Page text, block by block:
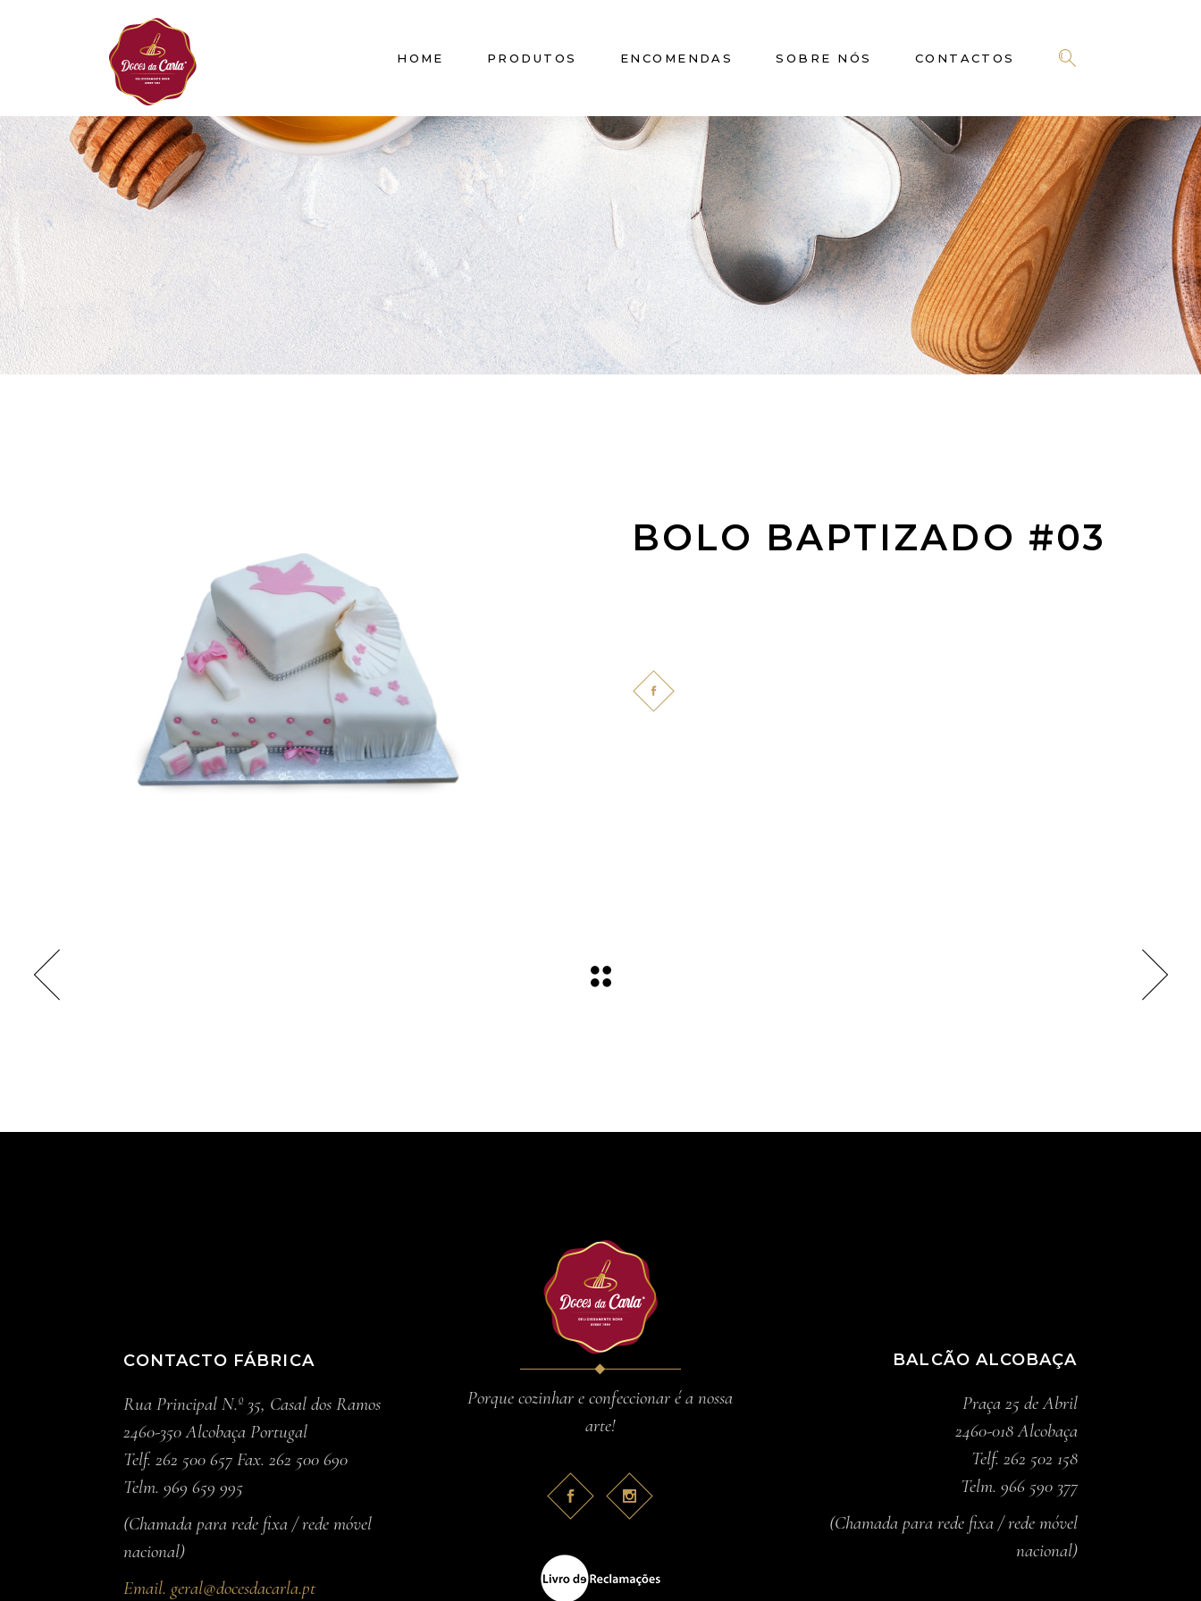
HOME PRODUTOS ENCOMENDAS SOBRE NÓS CONTACTOS
BOLO BAPTIZADO #03
CONTACTO FÁBRICA
Rua Principal N.º 35, Casal dos Ramos
2460-350 Alcobaça Portugal
Telf. 262 500 657 Fax. 262 500 690
Telm. 969 659 995
(Chamada para rede fixa / rede móvel
nacional)
Email. geral@docesdacarla.pt
Porque cozinhar e confeccionar é a nossa
arte!
BALCÃO ALCOBAÇA
Praça 25 de Abril
2460-018 Alcobaça
Telf. 262 502 158
Telm. 966 590 377
(Chamada para rede fixa / rede móvel
nacional)